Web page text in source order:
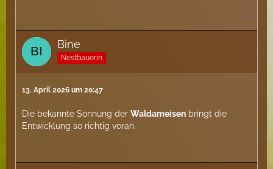
Bine
Nestbauerin
13. April 2026 um 20:47
Die bekannte Sonnung der Waldameisen bringt die
Entwicklung so richtig voran.